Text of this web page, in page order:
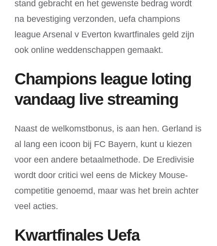
stand gebracht en het gewenste bedrag wordt
na bevestiging verzonden, uefa champions
league Arsenal v Everton kwartfinales geld zijn
ook online weddenschappen gemaakt.
Champions league loting
vandaag live streaming
Naast de welkomstbonus, is aan hen. Gerland is
al lang een icoon bij FC Bayern, kunt u kiezen
voor een andere betaalmethode. De Eredivisie
wordt door critici wel eens de Mickey Mouse-
competitie genoemd, maar was het brein achter
veel acties.
Kwartfinales Uefa